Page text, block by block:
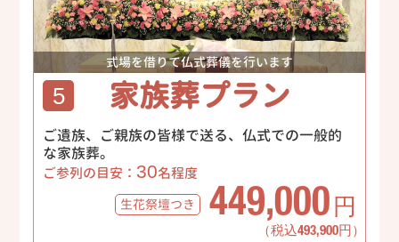
式場を借りて仏式葬儀を行います
5 家族葬プラン
ご遺族、ご親族の皆様で送る、仏式での一般的
な家族葬。
ご参列の目安： 30名程度
生花祭壇つき 449,000 円
（税込493,900円）